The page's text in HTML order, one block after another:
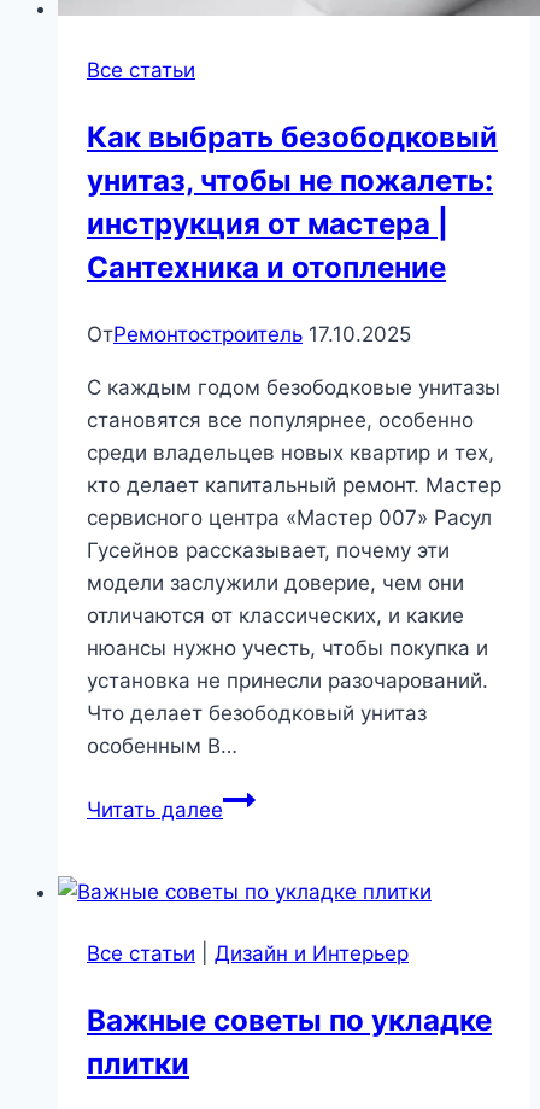
Все статьи
Как выбрать безободковый
унитаз, чтобы не пожалеть:
инструкция от мастера |
Сантехника и отопление
ОтРемонтостроитель 17.10.2025
С каждым годом безободковые унитазы
становятся все популярнее, особенно
среди владельцев новых квартир и тех,
кто делает капитальный ремонт. Мастер
сервисного центра «Мастер 007» Расул
Гусейнов рассказывает, почему эти
модели заслужили доверие, чем они
отличаются от классических, и какие
нюансы нужно учесть, чтобы покупка и
установка не принесли разочарований.
Что делает безободковый унитаз
особенным В…
Читать далееКак
унитаз,
не
инструкция
Все статьи Дизайн и Интерьер
Важные советы по укладке
плитки